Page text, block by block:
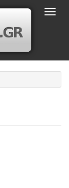
Toggle